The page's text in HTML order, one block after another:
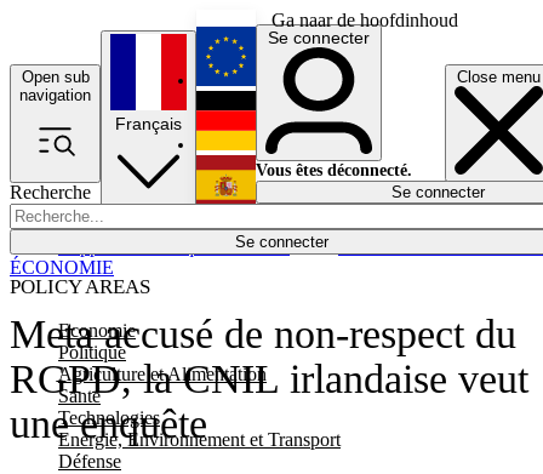
Ga naar de hoofdinhoud
Open sub
navigation
Close menu
Recherche
Se connecter
POLICY AREAS
Economie
Politique
Agriculture et Alimentation
Santé
Technologies
Energie, Environnement et Transport
Défense
Économie
Français
English
Deutsch
Español
Se connecter
Vous êtes déconnecté.
Se connecter
Meta accusé de non-respect du
RGPD, la CNIL irlandaise veut
une enquête
ÉCONOMIE